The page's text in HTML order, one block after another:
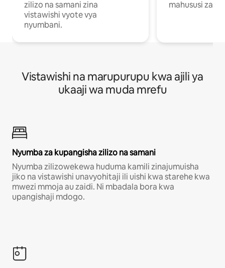
zilizo na samani zina
vistawishi vyote vya
nyumbani.
mahususi za
Vistawishi na marupurupu kwa ajili ya
ukaaji wa muda mrefu
Nyumba za kupangisha zilizo na samani
Nyumba zilizowekewa huduma kamili zinajumuisha
jiko na vistawishi unavyohitaji ili uishi kwa starehe kwa
mwezi mmoja au zaidi. Ni mbadala bora kwa
upangishaji mdogo.